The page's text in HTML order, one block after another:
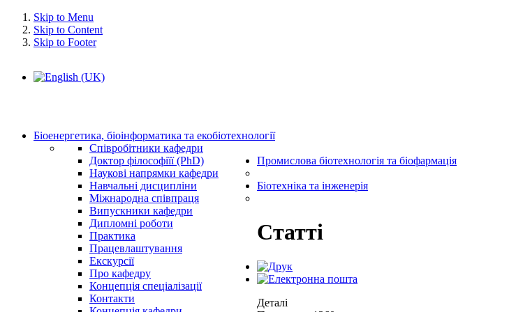
Skip to Menu
Skip to Content
Skip to Footer
Біоенергетика, біоінформатика та екобіотехнології
Співробітники кафедри
Доктор філософіїї (PhD)
Наукові напрямки кафедри
Навчальні дисципліни
Міжнародна співпраця
Випускники кафедри
Дипломні роботи
Практика
Працевлаштування
Екскурсії
Про кафедру
Концепція спеціалізації
Контакти
Промислова біотехнологія та біофармація
Біотехніка та інженерія
Статті
Деталі